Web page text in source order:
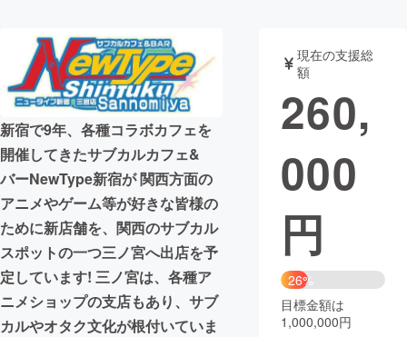
テクノロジー・ガジェット
映像・映画 書籍・雑誌
ビジネス・起業 チャレンジ
まちづくり・地域活性化
CAMPFIRE for Social Good
CAMPFIRE Creation
CAMPFIREふるさと納税machi-ya コミュニティ
新宿で9年、各種コラボカフェを
開催してきたサブカルカフェ&
バーNewType新宿が 関西方面の
アニメやゲーム等が好きな皆様の
ために新店舗を、関西のサブカル
スポットの一つ三ノ宮へ出店を予
定しています! 三ノ宮は、各種ア
ニメショップの支店もあり、サブ
カルやオタク文化が根付いていま
現在の支援総
額
260,
000
円
26%
目標金額は
1,000,000円